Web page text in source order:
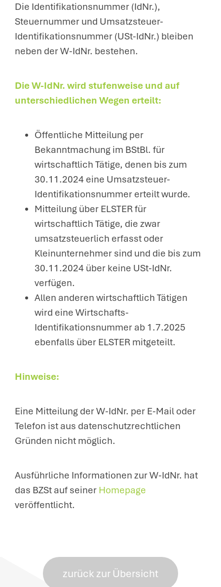
Die Identifikationsnummer (IdNr.),
Steuernummer und Umsatzsteuer-
Identifikationsnummer (USt-IdNr.) bleiben
neben der W-IdNr. bestehen.
Die W-IdNr. wird stufenweise und auf
unterschiedlichen Wegen erteilt:
Öffentliche Mitteilung per
Bekanntmachung im BStBl. für
wirtschaftlich Tätige, denen bis zum
30.11.2024 eine Umsatzsteuer-
Identifikationsnummer erteilt wurde.
Mitteilung über ELSTER für
wirtschaftlich Tätige, die zwar
umsatzsteuerlich erfasst oder
Kleinunternehmer sind und die bis zum
30.11.2024 über keine USt-IdNr.
verfügen.
Allen anderen wirtschaftlich Tätigen
wird eine Wirtschafts-
Identifikationsnummer ab 1.7.2025
ebenfalls über ELSTER mitgeteilt.
Hinweise:
Eine Mitteilung der W-IdNr. per E-Mail oder
Telefon ist aus datenschutzrechtlichen
Gründen nicht möglich.
Ausführliche Informationen zur W-IdNr. hat
das BZSt auf seiner Homepage
veröffentlicht.
zurück zur Übersicht